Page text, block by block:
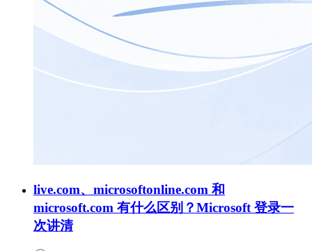
live.com、microsoftonline.com 和
microsoft.com 有什么区别？Microsoft 登录一
次讲清